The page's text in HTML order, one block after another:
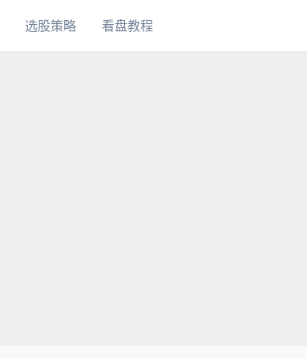
选股策略 看盘教程